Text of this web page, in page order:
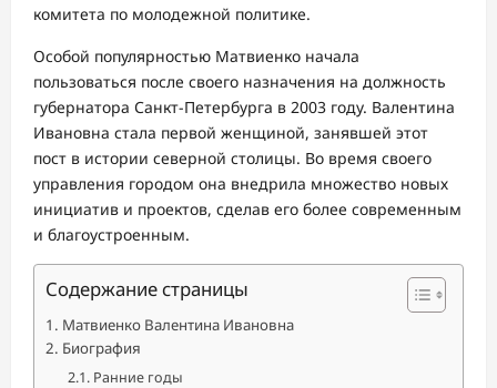
комитета по молодежной политике.
Особой популярностью Матвиенко начала
пользоваться после своего назначения на должность
губернатора Санкт-Петербурга в 2003 году. Валентина
Ивановна стала первой женщиной, занявшей этот
пост в истории северной столицы. Во время своего
управления городом она внедрила множество новых
инициатив и проектов, сделав его более современным
и благоустроенным.
Содержание страницы
Матвиенко Валентина Ивановна
Биография
Ранние годы